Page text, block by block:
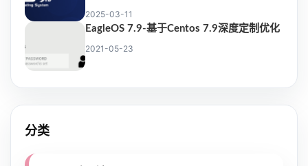
2025-03-11
EagleOS 7.9-基于Centos 7.9深度定制优化
2021-05-23
分类